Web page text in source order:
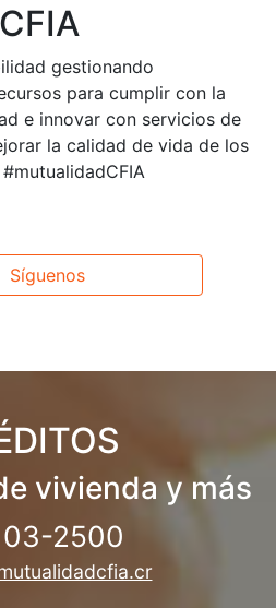
gestionando
para cumplir con la
e innovar con servicios de
la calidad de vida de los
Síguenos
vivienda y más
2500